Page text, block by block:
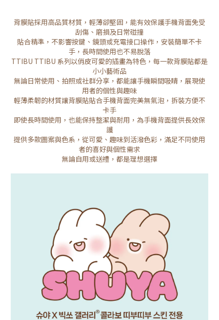
背膜貼採用高品質材質，輕薄卻堅固，能有效保護手機背面免受
刮傷、磨損及日常碰撞
貼合精準，不影響按鍵、鏡頭或充電接口操作，安裝簡單不卡
手，長時間使用也不易脫落
TTIBU TTIBU 系列以俏皮可愛的插畫為特色，每一款背膜貼都是
小小藝術品
無論日常使用、拍照或社群分享，都能讓手機瞬間吸睛，展現使
用者的個性與趣味
輕薄柔韌的材質讓背膜貼貼合手機背面完美無氣泡，拆裝方便不
卡手
即使長時間使用，也能保持整潔與耐用，為手機背面提供長效保
護
提供多款圖案與色系，從可愛、趣味到活潑色彩，滿足不同使用
者的喜好與個性需求
無論自用或送禮，都是理想選擇